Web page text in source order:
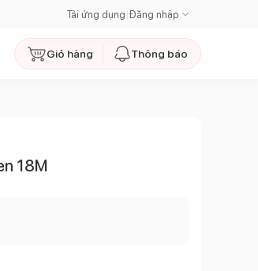
Tải ứng dụng Đăng nhập
Giỏ hàng Thông báo
18M